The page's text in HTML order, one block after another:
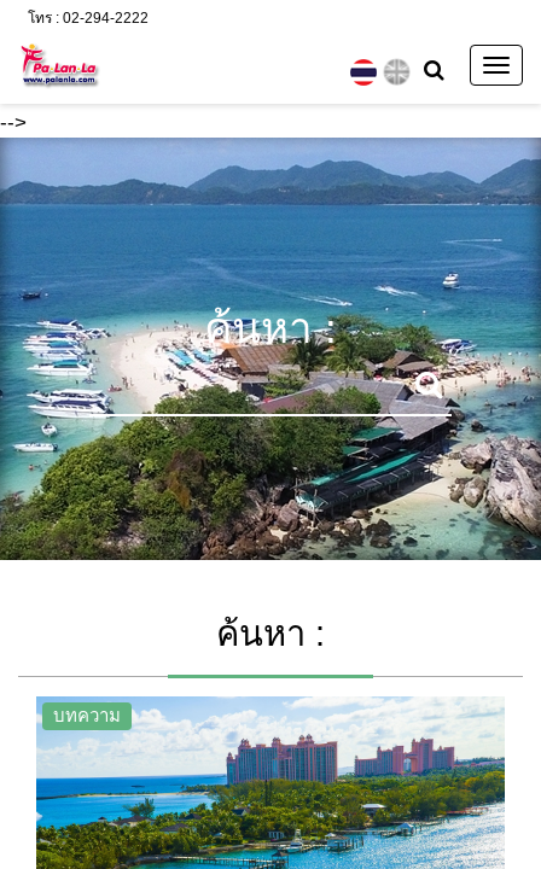
-->
โทร : 02-294-2222
ค้นหา :
ค้นหา :
บทความ